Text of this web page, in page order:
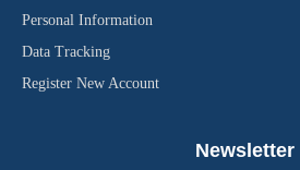
Personal Information
Data Tracking
Register New Account
Newsletter